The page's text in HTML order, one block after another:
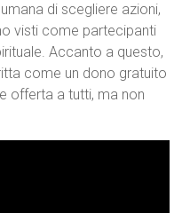
di scegliere azioni,
visti come partecipanti
Accanto a questo,
come un dono gratuito
offerta a tutti, ma non